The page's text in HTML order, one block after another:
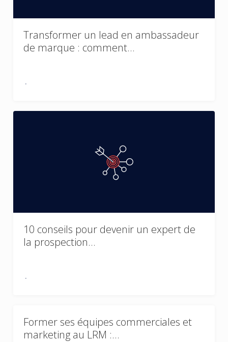
Transformer un lead en ambassadeur
de marque : comment…
10 conseils pour devenir un expert de
la prospection…
Former ses équipes commerciales et
marketing au LRM :…